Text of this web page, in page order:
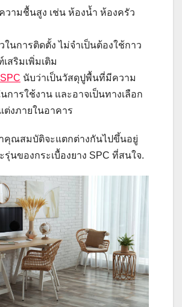
วามชื้นสูง เช่น ห้องน้ำ ห้องครัว
ในการติดตั้ง ไม่จำเป็นต้องใช้กาว
สริมเพิ่มเติม
นับว่าเป็นวัสดุปูพื้นที่มีความ
การใช้งาน และอาจเป็นทางเลือก
ต่งภายในอาคาร
คุณสมบัติจะแตกต่างกันไปขึ้นอยู่
นของกระเบื้องยาง SPC ที่สนใจ.